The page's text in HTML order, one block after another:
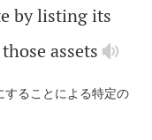
bylisting its
those assets
することによる特定の